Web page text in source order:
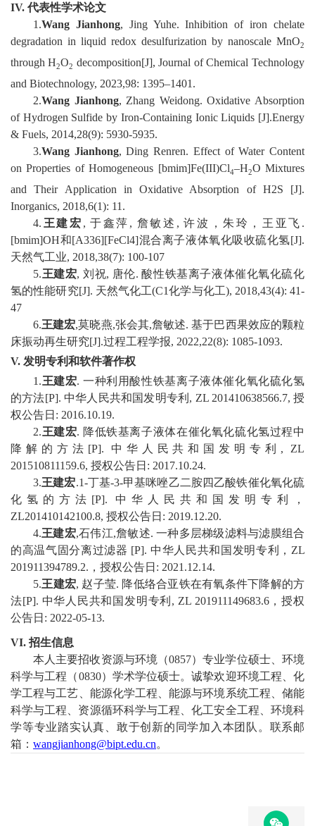
作
IV. 代表性学术论文
1.Wang Jianhong, Jing Yuhe. Inhibition of iron chelate
degradation in liquid redox desulfurization by nanoscale MnO2
through H2O2 decomposition[J], Journal of Chemical Technology
and Biotechnology, 2023,98: 1395–1401.
2.Wang Jianhong, Zhang Weidong. Oxidative Absorption
of Hydrogen Sulfide by Iron-Containing Ionic Liquids [J].Energy
& Fuels, 2014,28(9): 5930-5935.
3.Wang Jianhong, Ding Renren. Effect of Water Content
on Properties of Homogeneous [bmim]Fe(III)Cl4–H2O Mixtures
and Their Application in Oxidative Absorption of H2S [J].
Inorganics, 2018,6(1): 11.
4. 王建宏 ,于鑫萍 , 詹敏述 ,许波，朱玲，王亚飞 .
[bmim]OH和[A336][FeCl4]混合离子液体氧化吸收硫化氢[J].
天然气工业, 2018,38(7): 100-107
5.王建宏, 刘祝, 唐伦.酸性铁基离子液体催化氧化硫化
氢的性能研究[J]. 天然气化工(C1化学与化工), 2018,43(4): 41-
47
6.王建宏,莫晓燕,张会其,詹敏述. 基于巴西果效应的颗粒
床振动再生研究[J].过程工程学报, 2022,22(8): 1085-1093.
V. 发明专利和软件著作权
1 .王建宏.一种利用酸性铁基离子液体催化氧化硫化氢
的方法[P]. 中华人民共和国发明专利 , ZL 201410638566.7,授
权公告日 : 2016.10.19.
2.王建宏. 降低铁基离子液体在催化氧化硫化氢过程中
降解的方法 [P]. 中华人民共和国发明专利 , ZL
201510811159.6, 授权公告日 : 2017.10.24.
3.王建宏.1-丁基-3-甲基咪唑乙二胺四乙酸铁催化氧化硫
化氢的方法 [P]. 中华人民共和国发明专利
，
ZL201410142100.8, 授权公告日 : 2019.12.20.
4.王建宏,石伟江,詹敏述.一种多层梯级滤料与滤膜组合
的高温气固分离过滤器 [P]. 中华人民共和国发明专利 ， ZL
201911394789.2. ， 授权公告日 : 2021 .12.14.
5.王建宏, 赵子莹. 降低络合亚铁在有氧条件下降解的方
法[P]. 中华人民共和国发明专利 , ZL 201911149683.6，授权
公告日 : 2022-05-13.
VI. 招生信息
本人主要招收资源与环境（0857）专业学位硕士、环境
科学与工程（0830）学术学位硕士。诚挚欢迎环境工程、化
学工程与工艺 能源化学工程、能源与环境系统工程、 储能
科学与工程、 资源循环科学与工程、化工安全工程
环境科
学等专业踏实认真、敢于创新的同学加入本团队。 联系邮
箱： wangjianhong@bipt.edu.cn。